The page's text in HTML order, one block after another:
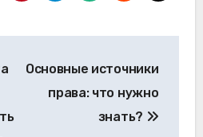
Основные источники
права: что нужно
знать?